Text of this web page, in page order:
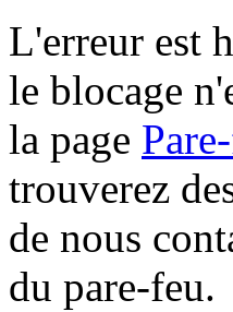
L'erreur est
le blocage
la page
trouverez
de nous
du pare-feu.